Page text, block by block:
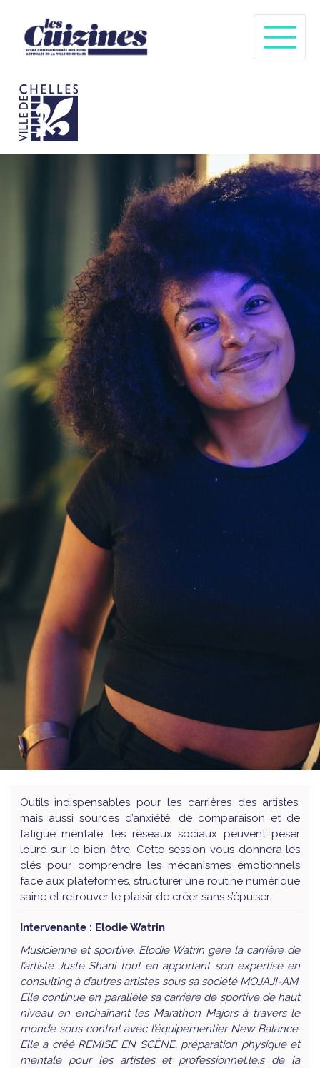
Outils indispensables pour les carrières des artistes,
mais aussi sources d’anxiété, de comparaison et de
fatigue mentale, les réseaux sociaux peuvent peser
lourd sur le bien-être. Cette session vous donnera les
clés pour comprendre les mécanismes émotionnels
face aux plateformes, structurer une routine numérique
saine et retrouver le plaisir de créer sans s’épuiser.
Intervenante : Elodie Watrin
Musicienne et sportive, Elodie Watrin gère la carrière de
l’artiste Juste Shani tout en apportant son expertise en
consulting à d’autres artistes sous sa société MOJAJI-AM.
Elle continue en parallèle sa carrière de sportive de haut
niveau en enchaînant les Marathon Majors à travers le
monde sous contrat avec l’équipementier New Balance.
Elle a créé REMISE EN SCÈNE, préparation physique et
mentale pour les artistes et professionnel.le.s de la